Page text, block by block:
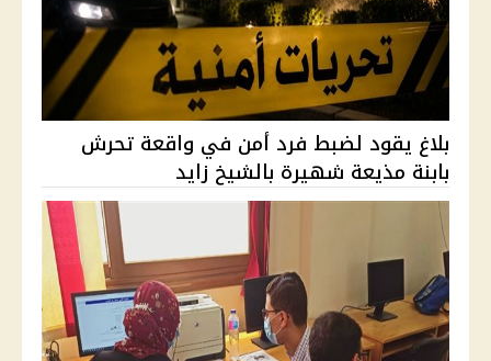
بلاغ يقود لضبط فرد أمن في واقعة تحرش
بابنة مذيعة شهيرة بالشيخ زايد